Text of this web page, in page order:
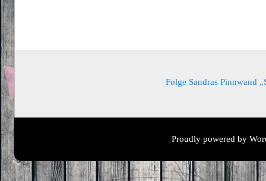
Folge Sandras Pinnwand
Proudly powered by